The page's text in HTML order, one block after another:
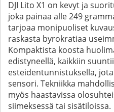
DJI Lito X1 on kevyt ja
joka painaa alle 249
tarjoaa monipuoliset
raskasta byrokratiaa
Kompaktista koosta
edistyneellä, kaikkiin
esteidentunnistuksella,
sensori. Tekniikka
myös haastavissa
siimeksessä tai sisätiloissa.